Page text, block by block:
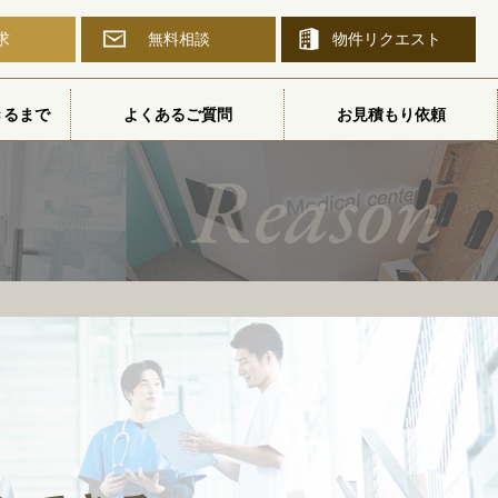
無料相談 物件リクエスト
まで よくあるご質問 お見積もり依頼
Reason